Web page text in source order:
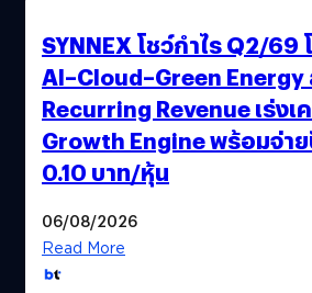
SYNNEX โชว์กำไร Q2/69
AI–Cloud–Green Energy
Recurring Revenue เร่งเ
Growth Engine พร้อมจ่า
0.10 บาท/หุ้น
06/08/2026
Read More